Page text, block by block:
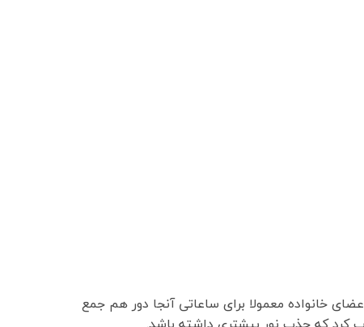
خانواده معمولا برای ساعاتی آنجا دور هم جمع